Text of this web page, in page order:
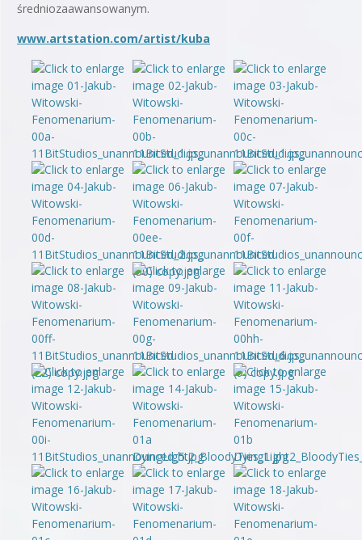
średniozaawansowanym.
www.artstation.com/artist/kuba